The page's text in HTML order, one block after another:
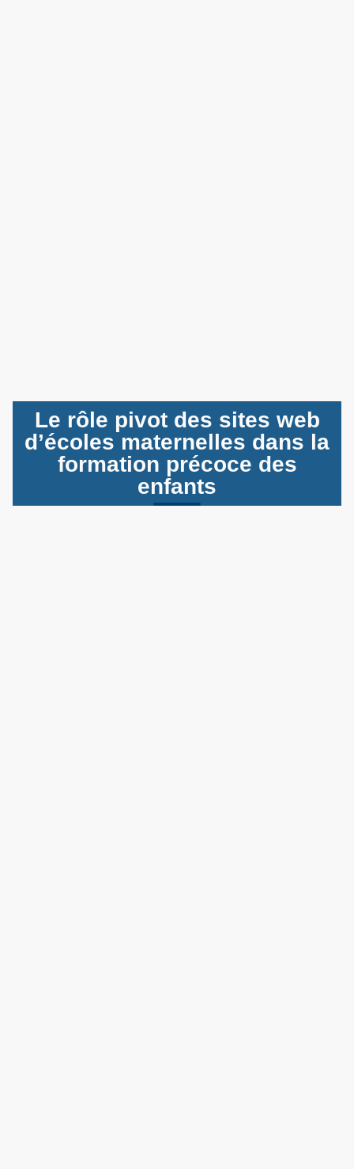
Le rôle pivot des sites web
d’écoles maternelles dans la
formation précoce des
enfants